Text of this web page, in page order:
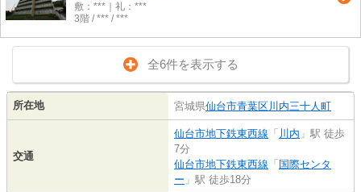
敷：***｜礼：***
3階 / *** / ***
全6件を表示する
所在地 宮城県仙台市青葉区川内三十人町
交通
仙台市地下鉄東西線 「 川内 」駅 徒歩
7分
仙台市地下鉄東西線 「 国際センタ
ー 」駅 徒歩18分